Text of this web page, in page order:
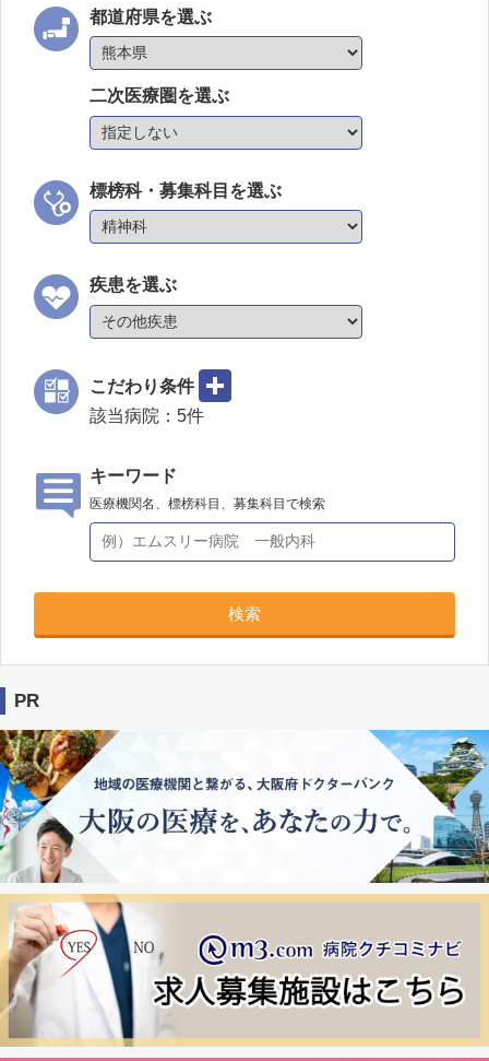
都道府県を選ぶ
二次医療圏を選ぶ
標榜科・募集科目を選ぶ
疾患を選ぶ
こだわり条件
該当病院： 5件
キーワード
医療機関名、標榜科目、募集科目で検索
検索
PR